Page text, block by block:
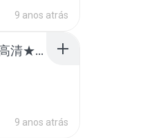
9 anos atrás
韩国电影：石，2014年★热电影全高清★✔✔3.mp4
9 anos atrás